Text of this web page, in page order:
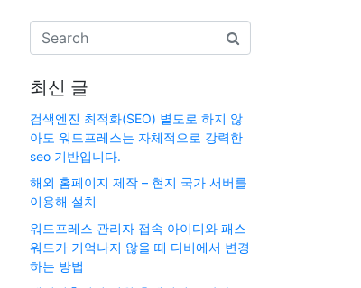
최신 글
검색엔진 최적화(SEO) 별도로 하지 않
아도 워드프레스는 자체적으로 강력한
seo 기반입니다.
해외 홈페이지 제작 – 현지 국가 서버를
이용해 설치
워드프레스 관리자 접속 아이디와 패스
워드가 기억나지 않을 때 디비에서 변경
하는 방법